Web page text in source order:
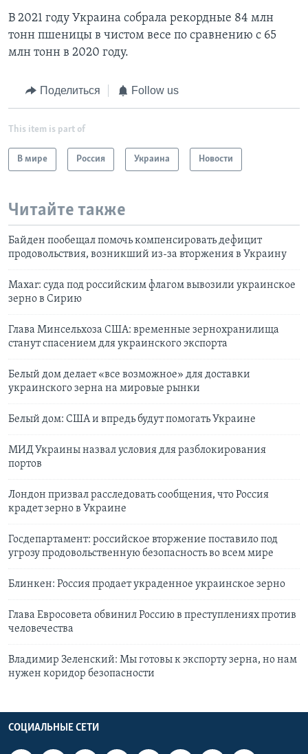
В 2021 году Украина собрала рекордные 84 млн
тонн пшеницы в чистом весе по сравнению с 65
млн тонн в 2020 году.
Поделиться Follow us
This item is part of
В мире Россия Украина Новости
Читайте также
Байден пообещал помочь компенсировать дефицит
продовольствия, возникший из-за вторжения в Украину
Maxar: суда под российским флагом вывозили украинское
зерно в Сирию
Глава Минсельхоза США: временные зернохранилища
станут спасением для украинского экспорта
Белый дом делает «все возможное» для доставки
украинского зерна на мировые рынки
Белый дом: США и впредь будут помогать Украине
МИД Украины назвал условия для разблокирования
портов
Лондон призвал расследовать сообщения, что Россия
крадет зерно в Украине
Госдепартамент: российское вторжение поставило под
угрозу продовольственную безопасность во всем мире
Блинкен: Россия продает украденное украинское зерно
Глава Евросовета обвинил Россию в преступлениях против
человечества
Владимир Зеленский: Мы готовы к экспорту зерна, но нам
нужен коридор безопасности
СОЦИАЛЬНЫЕ СЕТИ